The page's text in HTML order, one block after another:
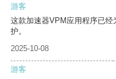
游客
这款加速器VPM应用程序已
护。
2025-10-08
游客